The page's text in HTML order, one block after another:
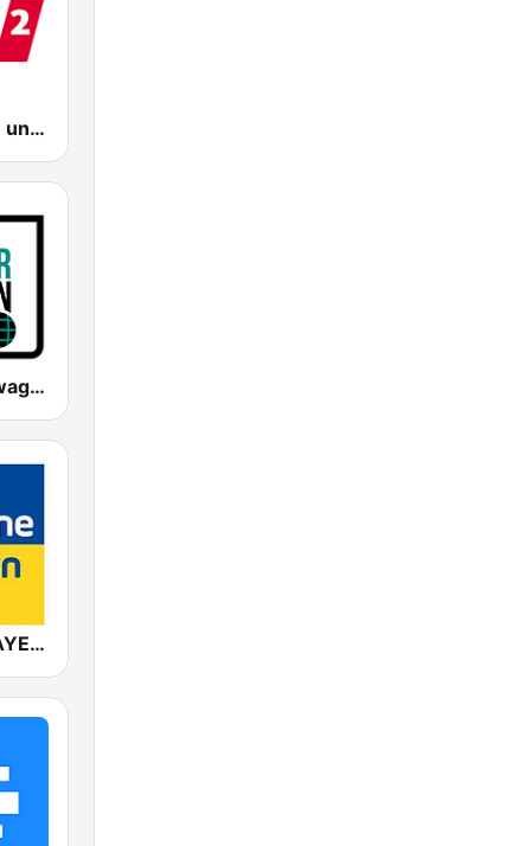
WDR 2 Rhein und Ruhr
Radio Bollerwagen
ANTENNE BAYERN